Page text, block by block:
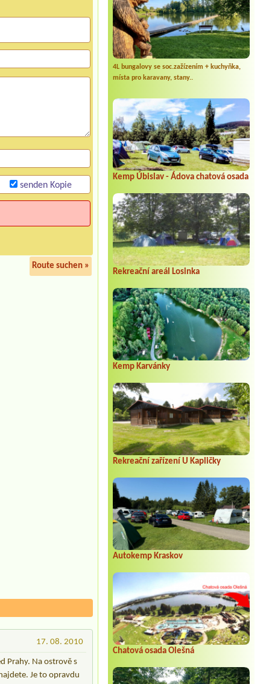
4L bungalovy se soc.zažízením + kuchyňka,
místa pro karavany, stany..
Kemp Úbislav - Ádova chatová osada
Rekreační areál Losinka
Kemp Karvánky
Rekreační zařízení U Kapličky
Autokemp Kraskov
Chatová osada Olešná
senden Kopie
Route suchen »
17. 08. 2010
Prahy. Na ostrově s
Je to opravdu